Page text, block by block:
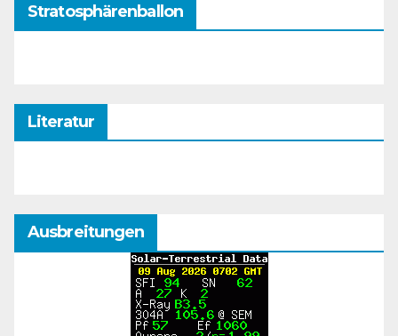
Stratosphärenballon
Literatur
Ausbreitungen